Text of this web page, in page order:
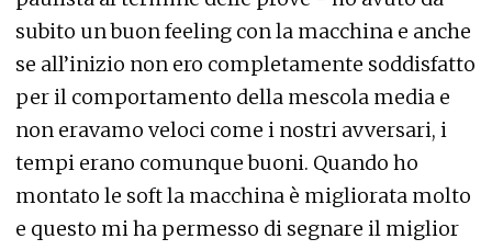
subito un buon feeling con la macchina e anche
se all’inizio non ero completamente soddisfatto
per il comportamento della mescola media e
non eravamo veloci come i nostri avversari, i
tempi erano comunque buoni. Quando ho
montato le soft la macchina è migliorata molto
e questo mi ha permesso di segnare il miglior